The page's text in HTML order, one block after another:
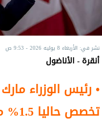
نشر في: الأربعاء 8 يوليه 2026 - 9:53 ص
أنقرة - الأناضول
• رئيس الوزراء